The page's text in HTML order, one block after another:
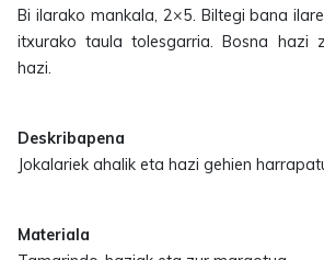
Bi ilarako mankala, 2×5. Biltegi bana
itxurako taula tolesgarria. Bosna hazi
hazi.
Deskribapena
Jokalariek ahalik eta hazi gehien
Materiala